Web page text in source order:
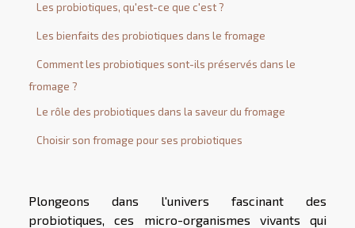
Les probiotiques, qu'est-ce que c'est ?
Les bienfaits des probiotiques dans le fromage
Comment les probiotiques sont-ils préservés dans le
fromage ?
Le rôle des probiotiques dans la saveur du fromage
Choisir son fromage pour ses probiotiques
Plongeons dans l'univers fascinant des
probiotiques, ces micro-organismes vivants qui